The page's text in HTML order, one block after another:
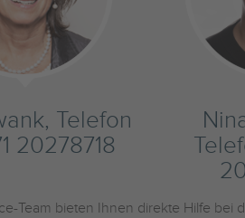
Telefon
20278718
Team bieten Ihnen direkte Hilfe bei